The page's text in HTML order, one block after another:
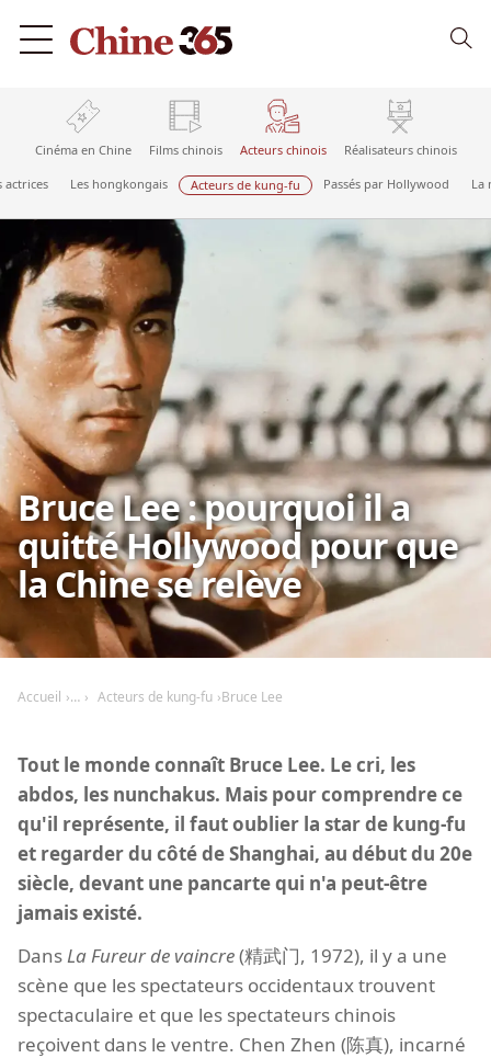
Cinéma en Chine Films chinois Acteurs chinois Réalisateurs chinois
actrices Les hongkongais Acteurs de kung-fu Passés par Hollywood La
Bruce Lee : pourquoi il a
quitté Hollywood pour que
la Chine se relève
Accueil Acteurs de kung-fu Bruce Lee
Tout le monde connaît Bruce Lee. Le cri, les
abdos, les nunchakus. Mais pour comprendre ce
qu'il représente, il faut oublier la star de kung-fu
et regarder du côté de Shanghai, au début du 20e
siècle, devant une pancarte qui n'a peut-être
jamais existé.
DansLa Fureur de vaincre(精武门, 1972), il y a une
scène que les spectateurs occidentaux trouvent
spectaculaire et que les spectateurs chinois
reçoivent dans le ventre. Chen Zhen (陈真), incarné